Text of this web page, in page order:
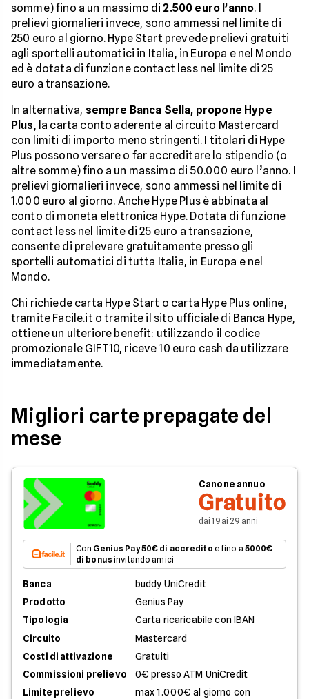
somme) fino a un massimo di2.500 euro l’anno. I
prelievi giornalieri invece, sono ammessi nel limite di
250 euro al giorno. Hype Start prevede prelievi gratuiti
agli sportelli automatici in Italia, in Europa e nel Mondo
ed è dotata di funzione contact less nel limite di 25
euro a transazione.
In alternativa, sempre Banca Sella, propone Hype
Plus, la carta conto aderente al circuito Mastercard
con limiti di importo meno stringenti. I titolari di Hype
Plus possono versare o far accreditare lo stipendio (o
altre somme) fino a un massimo di 50.000 euro l’anno. I
prelievi giornalieri invece, sono ammessi nel limite di
1.000 euro al giorno. Anche Hype Plus è abbinata al
conto di moneta elettronica Hype. Dotata di funzione
contact less nel limite di 25 euro a transazione,
consente di prelevare gratuitamente presso gli
sportelli automatici di tutta Italia, in Europa e nel
Mondo.
Chi richiede carta Hype Start o carta Hype Plus online,
tramite Facile.it o tramite il sito ufficiale di Banca Hype,
ottiene un ulteriore benefit: utilizzando il codice
promozionale GIFT10, riceve 10 euro cash da utilizzare
immediatamente.
Migliori carte prepagate del
mese
Canone annuo
Gratuito
dai 19 ai 29 anni
Con Genius Pay50€ di accredito e fino a 5000€
di bonus invitando amici
Banca
buddy UniCredit
Prodotto
Genius Pay
Tipologia
Carta ricaricabile con IBAN
Circuito
Mastercard
Costi di attivazione
Gratuiti
Commissioni prelievo
0€ presso ATM UniCredit
Limite prelievo
max 1.000€ al giorno con